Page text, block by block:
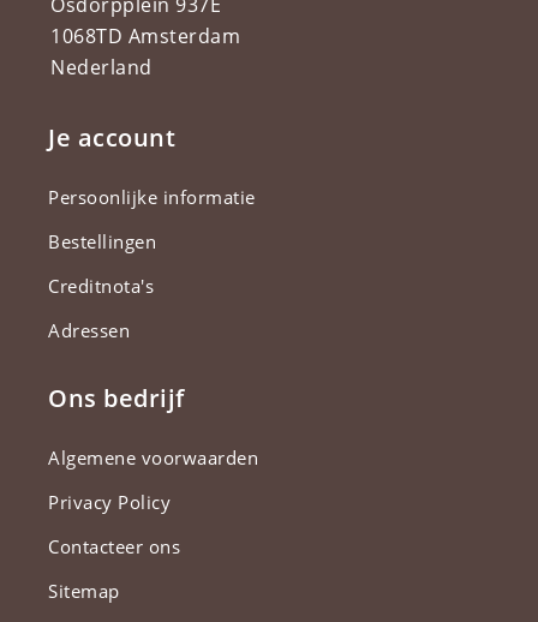
1068TD Amsterdam
Nederland
Je account
Persoonlijke informatie
Bestellingen
Creditnota's
Adressen
Ons bedrijf
Algemene voorwaarden
Privacy Policy
Contacteer ons
Sitemap